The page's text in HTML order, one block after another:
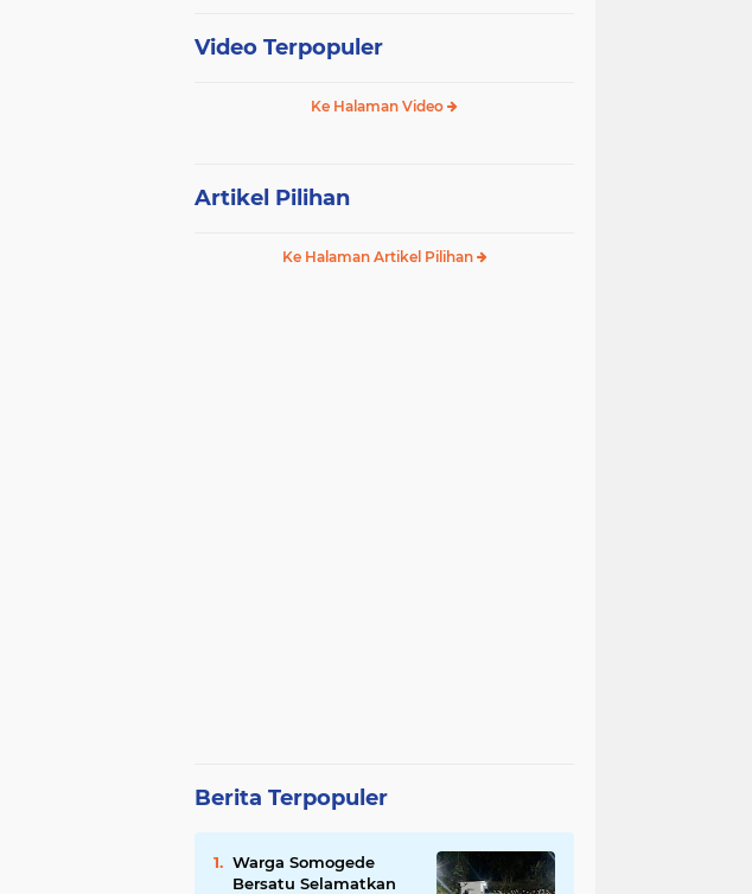
Video Terpopuler
Ke Halaman Video
Artikel Pilihan
Ke Halaman Artikel Pilihan
Berita Terpopuler
Warga Somogede
Bersatu Selamatkan